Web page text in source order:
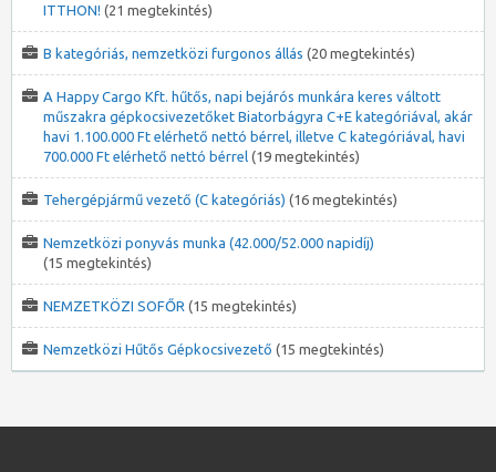
ITTHON! (21 megtekintés)
B kategóriás, nemzetközi furgonos állás (20 megtekintés)
A Happy Cargo Kft. hűtős, napi bejárós munkára keres váltott
műszakra gépkocsivezetőket Biatorbágyra C+E kategóriával, akár
havi 1.100.000 Ft elérhető nettó bérrel, illetve C kategóriával, havi
700.000 Ft elérhető nettó bérrel (19 megtekintés)
Tehergépjármű vezető (C kategóriás) (16 megtekintés)
Nemzetközi ponyvás munka (42.000/52.000 napidíj)
(15 megtekintés)
NEMZETKÖZI SOFŐR (15 megtekintés)
Nemzetközi Hűtős Gépkocsivezető (15 megtekintés)